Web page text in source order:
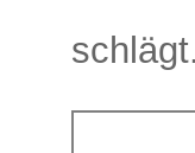
schlägt.